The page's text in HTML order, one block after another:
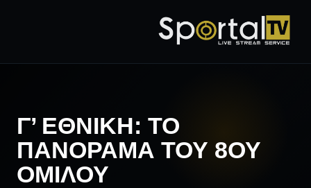
Γ’ ΕΘΝΙΚΉ: ΤΟ
ΠΑΝΌΡΑΜΑ ΤΟΥ 8ΟΥ
ΟΜΊΛΟΥ